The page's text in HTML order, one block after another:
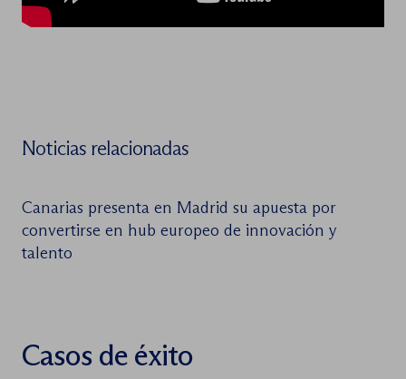
Noticias relacionadas
Canarias presenta en Madrid su apuesta por
convertirse en hub europeo de innovación y
talento
Casos de éxito